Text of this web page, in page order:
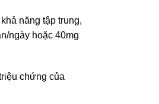
năng tập trung,
ngày hoặc 40mg
chứng của